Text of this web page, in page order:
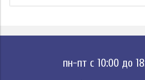
пн-пт с 10:00 до